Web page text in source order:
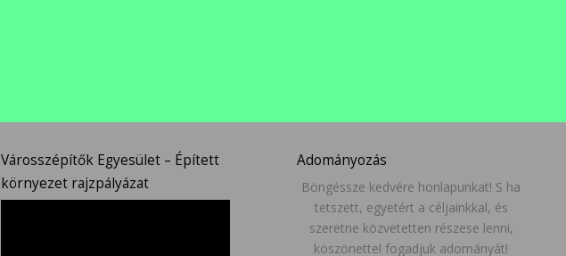
Városszépítők Egyesület – Épített
környezet rajzpályázat
Adományozás
Böngéssze kedvére honlapunkat! S ha
tetszett, egyetért a céljainkkal, és
szeretne közvetetten részese lenni,
köszönettel fogadjuk adományát!